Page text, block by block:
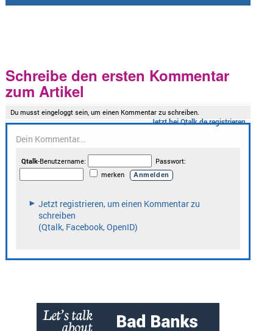
Schreibe den ersten Kommentar
zum Artikel